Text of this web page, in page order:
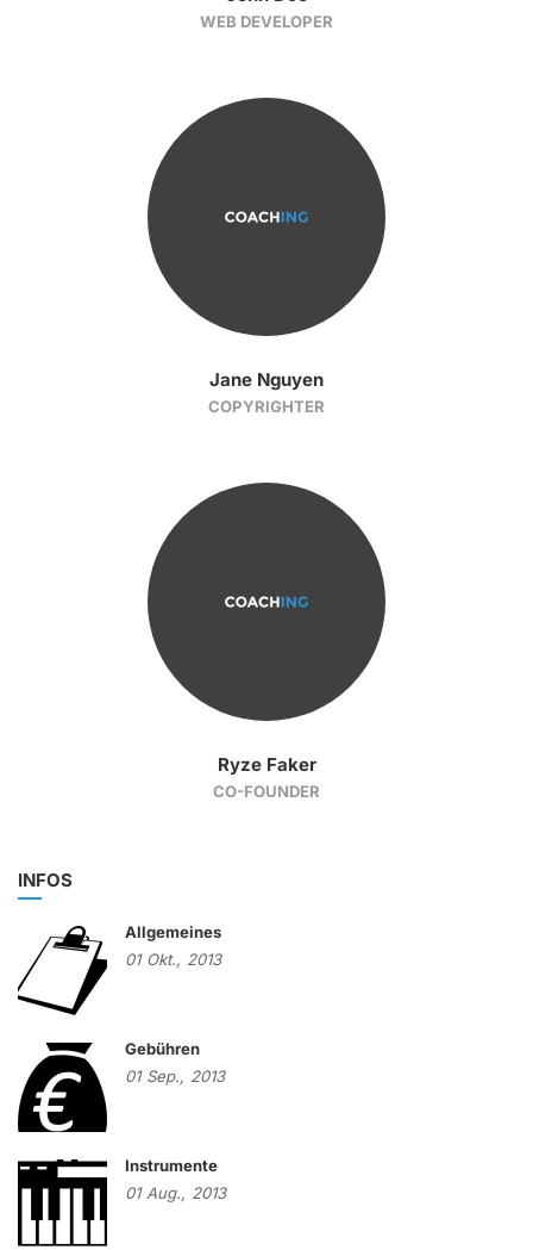
WEB DEVELOPER
Jane Nguyen
COPYRIGHTER
Ryze Faker
CO-FOUNDER
INFOS
Allgemeines
01 Okt., 2013
Gebühren
01 Sep., 2013
Instrumente
01 Aug., 2013